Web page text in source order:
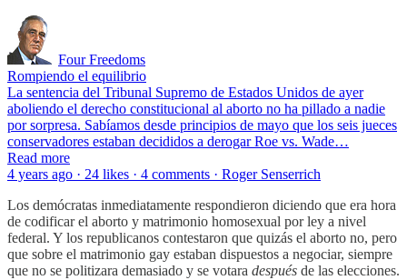
Four Freedoms
Rompiendo el equilibrio
La sentencia del Tribunal Supremo de Estados Unidos de ayer
aboliendo el derecho constitucional al aborto no ha pillado a nadie
por sorpresa. Sabíamos desde principios de mayo que los seis jueces
conservadores estaban decididos a derogar Roe vs. Wade…
Read more
4 years ago · 24 likes · 4 comments · Roger Senserrich
Los demócratas inmediatamente respondieron diciendo que era hora
de codificar el aborto y matrimonio homosexual por ley a nivel
federal. Y los republicanos contestaron que quizás el aborto no, pero
que sobre el matrimonio gay estaban dispuestos a negociar, siempre
que no se politizara demasiado y se votara después de las elecciones.